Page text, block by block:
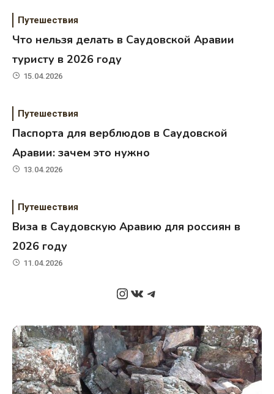
Путешествия
Что нельзя делать в Саудовской Аравии
туристу в 2026 году
15.04.2026
Путешествия
Паспорта для верблюдов в Саудовской
Аравии: зачем это нужно
13.04.2026
Путешествия
Виза в Саудовскую Аравию для россиян в
2026 году
11.04.2026
Instagram
ВКонтакте
Telegram